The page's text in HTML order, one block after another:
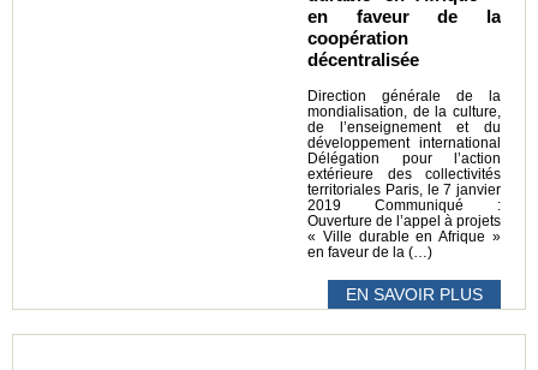
en faveur de la
coopération
décentralisée
Direction générale de la
mondialisation, de la culture,
de l’enseignement et du
développement international
Délégation pour l’action
extérieure des collectivités
territoriales Paris, le 7 janvier
2019 Communiqué :
Ouverture de l’appel à projets
« Ville durable en Afrique »
en faveur de la (…)
EN SAVOIR PLUS